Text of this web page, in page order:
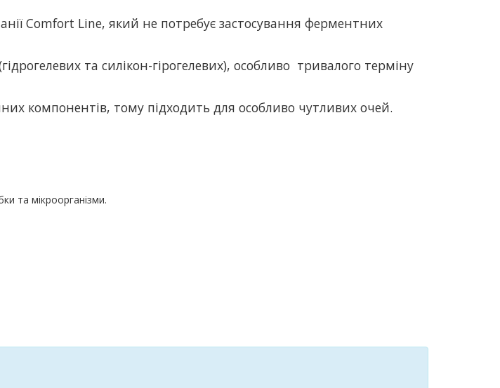
Comfort Line, який не потребує застосування ферментних
та силікон-гірогелевих), особливо тривалого терміну
компонентів, тому підходить для особливо чутливих очей.
та мікроорганізми.